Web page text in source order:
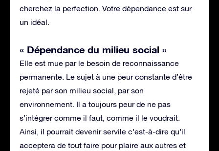
cherchez la perfection. Votre dépendance est sur
un idéal.
« Dépendance du milieu social »
Elle est mue par le besoin de reconnaissance
permanente. Le sujet à une peur constante d’être
rejeté par son milieu social, par son
environnement. Il a toujours peur de ne pas
s’intégrer comme il faut, comme il le voudrait.
Ainsi, il pourrait devenir servile c’est-à-dire qu’il
acceptera de tout faire pour plaire aux autres et